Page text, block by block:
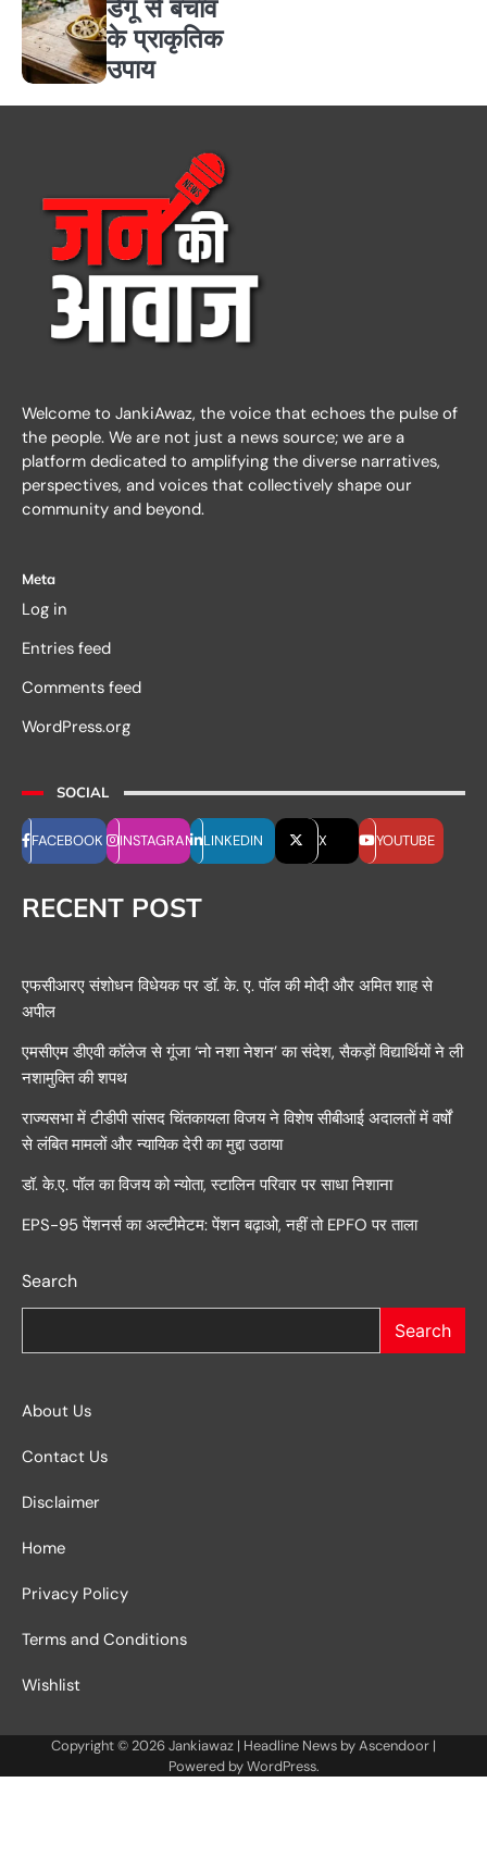
डेंगू से बचाव
के प्राकृतिक
उपाय
Welcome to JankiAwaz, the voice that echoes the pulse of
the people. We are not just a news source; we are a
platform dedicated to amplifying the diverse narratives,
perspectives, and voices that collectively shape our
community and beyond.
Meta
Log in
Entries feed
Comments feed
WordPress.org
SOCIAL
FACEBOOK INSTAGRAM LINKEDIN X YOUTUBE
RECENT POST
एफसीआरए संशोधन विधेयक पर डॉ. के. ए. पॉल की मोदी और अमित शाह से
अपील
एमसीएम डीएवी कॉलेज से गूंजा ‘नो नशा नेशन’ का संदेश, सैकड़ों विद्यार्थियों ने ली
नशामुक्ति की शपथ
राज्यसभा में टीडीपी सांसद चिंतकायला विजय ने विशेष सीबीआई अदालतों में वर्षों
से लंबित मामलों और न्यायिक देरी का मुद्दा उठाया
डॉ. के.ए. पॉल का विजय को न्योता, स्टालिन परिवार पर साधा निशाना
EPS-95 पेंशनर्स का अल्टीमेटम: पेंशन बढ़ाओ, नहीं तो EPFO पर ताला
Search
Search
About Us
Contact Us
Disclaimer
Home
Privacy Policy
Terms and Conditions
Wishlist
Copyright © 2026Jankiawaz | Headline News byAscendoor |
Powered byWordPress.